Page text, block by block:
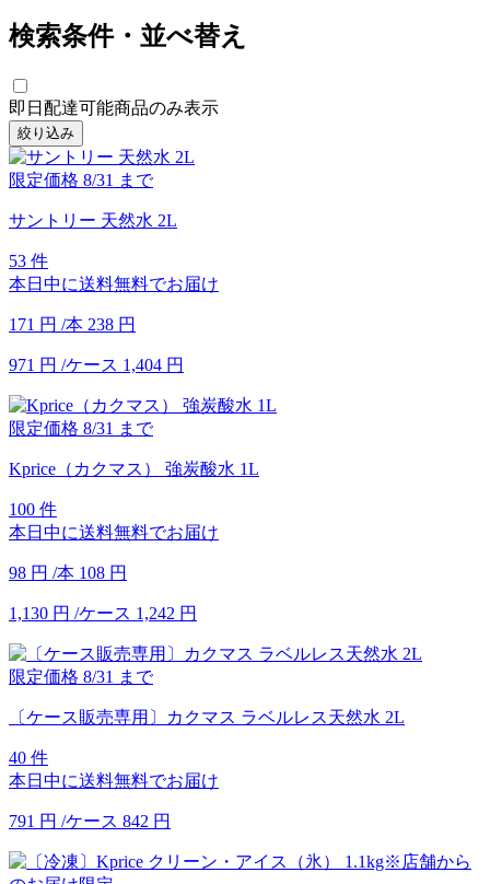
検索条件・並べ替え
即日配達可能商品のみ表示
絞り込み
限定価格 8/31 まで
サントリー 天然水 2L
53 件
本日中に送料無料でお届け
171 円 /本 238 円
971 円 /ケース 1,404 円
限定価格 8/31 まで
Kprice（カクマス） 強炭酸水 1L
100 件
本日中に送料無料でお届け
98 円 /本 108 円
1,130 円 /ケース 1,242 円
限定価格 8/31 まで
〔ケース販売専用〕カクマス ラベルレス天然水 2L
40 件
本日中に送料無料でお届け
791 円 /ケース 842 円